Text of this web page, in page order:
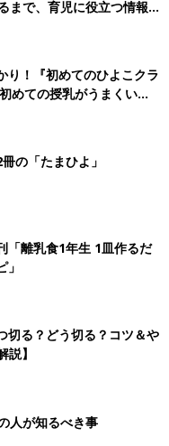
で、育児に役立つ情報が
り！『初めてのひよこクラ
めての授乳がうまくい
本と夏のトラブル 解決テ
の「たまひよ」
「離乳食1年生 1皿作るだ
切る？どう切る？コツ＆や
説】
人が知るべき事